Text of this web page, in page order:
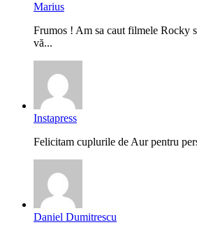
Marius
Frumos ! Am sa caut filmele Rocky
vă...
Instapress
Felicitam cuplurile de Aur pentru
Daniel Dumitrescu